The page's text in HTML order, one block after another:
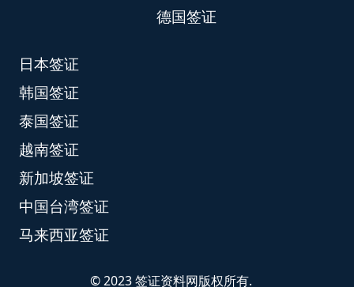
德国签证
日本签证
韩国签证
泰国签证
越南签证
新加坡签证
中国台湾签证
马来西亚签证
© 2023 签证资料网版权所有.